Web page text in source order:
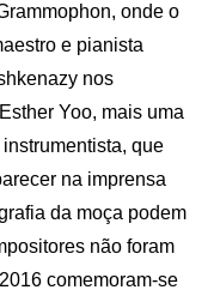
onde o
e pianista
nos
Yoo, mais uma
que
na imprensa
da moça podem
não foram
comemoram-se